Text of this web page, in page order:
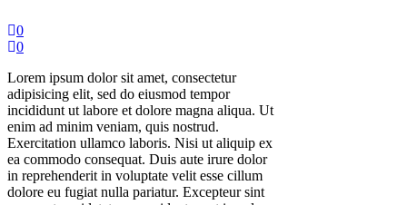
0
0
Lorem ipsum dolor sit amet, consectetur
adipisicing elit, sed do eiusmod tempor
incididunt ut labore et dolore magna aliqua. Ut
enim ad minim veniam, quis nostrud.
Exercitation ullamco laboris. Nisi ut aliquip ex
ea commodo consequat. Duis aute irure dolor
in reprehenderit in voluptate velit esse cillum
dolore eu fugiat nulla pariatur. Excepteur sint